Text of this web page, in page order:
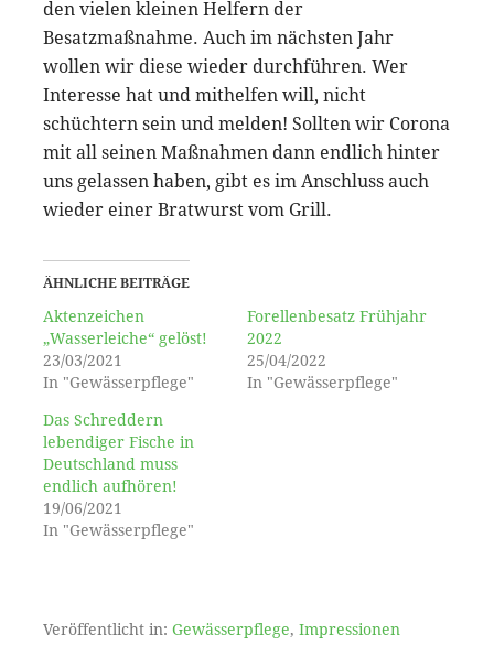
den vielen kleinen Helfern der
Besatzmaßnahme. Auch im nächsten Jahr
wollen wir diese wieder durchführen. Wer
Interesse hat und mithelfen will, nicht
schüchtern sein und melden! Sollten wir Corona
mit all seinen Maßnahmen dann endlich hinter
uns gelassen haben, gibt es im Anschluss auch
wieder einer Bratwurst vom Grill.
ÄHNLICHE BEITRÄGE
Aktenzeichen
„Wasserleiche“ gelöst!
23/03/2021
In "Gewässerpflege"
Forellenbesatz Frühjahr
2022
25/04/2022
In "Gewässerpflege"
Das Schreddern
lebendiger Fische in
Deutschland muss
endlich aufhören!
19/06/2021
In "Gewässerpflege"
Veröffentlicht in: Gewässerpflege, Impressionen